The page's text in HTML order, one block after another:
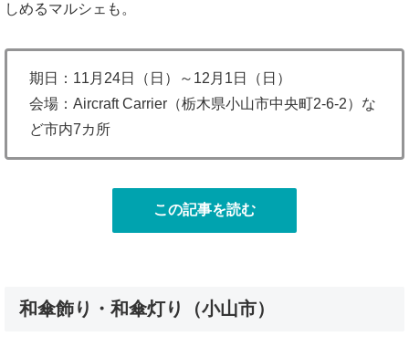
しめるマルシェも。
期日：11月24日（日）～12月1日（日）
会場：Aircraft Carrier（栃木県小山市中央町2-6-2）な
ど市内7カ所
この記事を読む
和傘飾り・和傘灯り（小山市）